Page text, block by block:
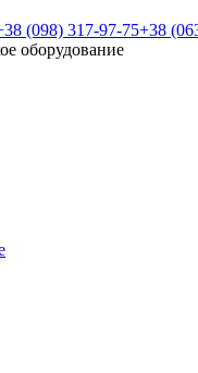
(098) 317-97-75+38
оборудование